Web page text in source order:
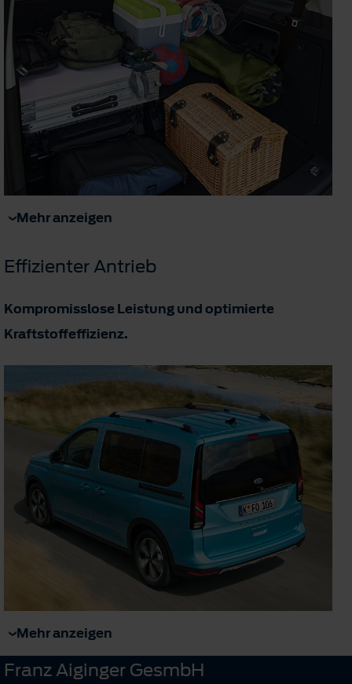
Mehr anzeigen
Effizienter Antrieb
Kompromisslose Leistung und optimierte
Kraftstoffeffizienz.
Mehr anzeigen
Franz Aiginger GesmbH